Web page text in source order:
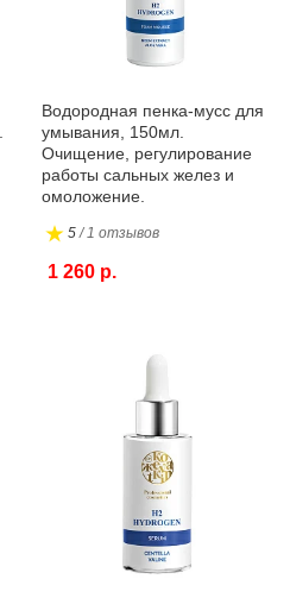
Водородная пенка-мусс для
умывания, 150мл.
Очищение, регулирование
работы сальных желез и
омоложение.
5/ 1 отзывов
1 260 р.